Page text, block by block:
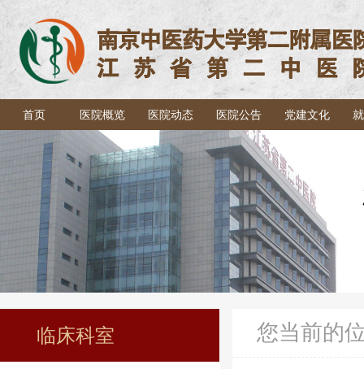
首页 医院概览 医院动态 医院公告 党建文化
临床科室 您当前的